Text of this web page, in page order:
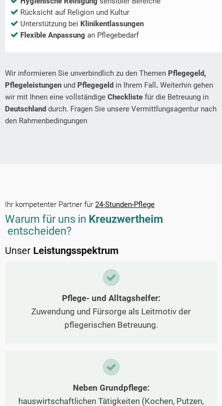
Rücksicht auf Religion und Kultur
Unterstützung bei Klinikentlassungen
Flexible Anpassung an Pflegebedarf
Wir informieren Sie unverbindlich zu den Themen Pflegegeld,
Pflegeleistungen und Pflegegeld in Ihrem Fall . Weiterhin gehen
wir mit Ihnen eine vollständige Checkliste für die Betreuung in
Deutschland durch. Fragen Sie unsere Vermittlungsagentur nach
den Rahmenbedingungen
Ihr kompetenter Partner für 24-Stunden-Pflege
Warum für uns in Kreuzwertheim
entscheiden?
Unser Leistungsspektrum
Pflege- und Alltagshelfer:
Zuwendung und Fürsorge als Leitmotiv der
pflegerischen Betreuung.
Neben Grundpflege:
hauswirtschaftlichen Tätigkeiten (Kochen, Putzen,